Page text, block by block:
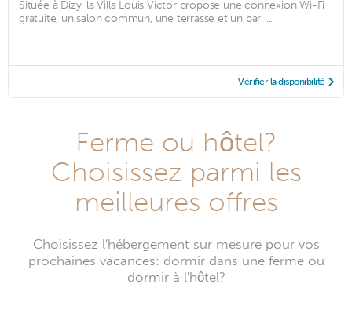
Située à Dizy, la Villa Louis Victor propose une connexion Wi-Fi
gratuite, un salon commun, une terrasse et un bar. ...
Vérifier la disponibilité
Ferme ou hôtel?
Choisissez parmi les
meilleures offres
Choisissez l'hébergement sur mesure pour vos
prochaines vacances: dormir dans une ferme ou
dormir à l'hôtel?